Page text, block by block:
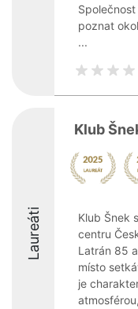
poznat
...
Laureáti
Klub
Klub Šnek
centru
Latrán 85
místo
je